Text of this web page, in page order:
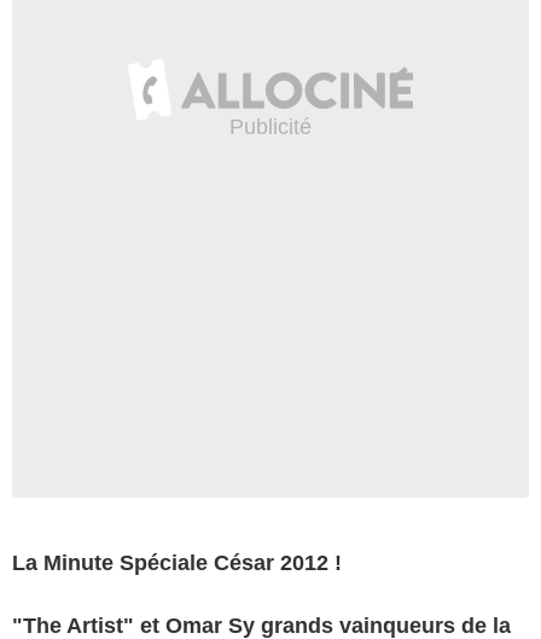
La Minute Spéciale César 2012 !
"The Artist" et Omar Sy grands vainqueurs de la